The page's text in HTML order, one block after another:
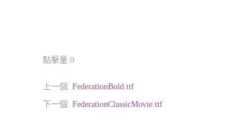
點擊量:0
上一個: FederationBold.ttf
下一個: FederationClassicMovie.ttf